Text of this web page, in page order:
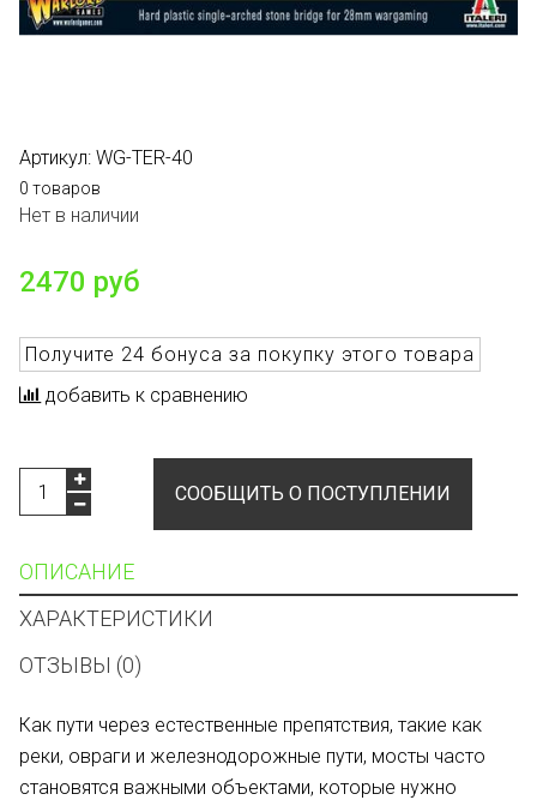
Артикул: WG-TER-40
0 товаров
Нет в наличии
2470 руб
Получите 24 бонуса за покупку этого товара
добавить к сравнению
СООБЩИТЬ О ПОСТУПЛЕНИИ
ОПИСАНИЕ
ХАРАКТЕРИСТИКИ
ОТЗЫВЫ (0)
Как пути через естественные препятствия, такие как
реки, овраги и железнодорожные пути, мосты часто
становятся важными объектами, которые нужно